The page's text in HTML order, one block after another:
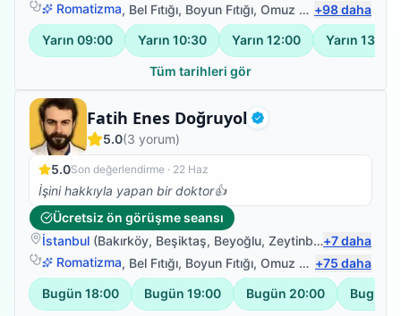
Romatizma, Bel Fıtığı, Boyun Fıtığı, Omuz Bağ Yaralanması +98daha
Yarın 09:00 Yarın 10:30 Yarın 12:00 Yarın 13:30
Tüm tarihleri gör
Fatih Enes Doğruyol Doğrulanmış
Fizyoterapist
5.0(3 yorum)
5.0Son değerlendirme · 22 Haz
İşini hakkıyla yapan bir doktor👍
Ücretsiz ön görüşme seansı
İstanbul (Bakırköy, Beşiktaş, Beyoğlu, Zeytinburnu )
+7daha
Romatizma, Bel Fıtığı, Boyun Fıtığı, Omuz Bağ Yaralanması +75 daha
Bugün 18:00 Bugün 19:00 Bugün 20:00 Bugün